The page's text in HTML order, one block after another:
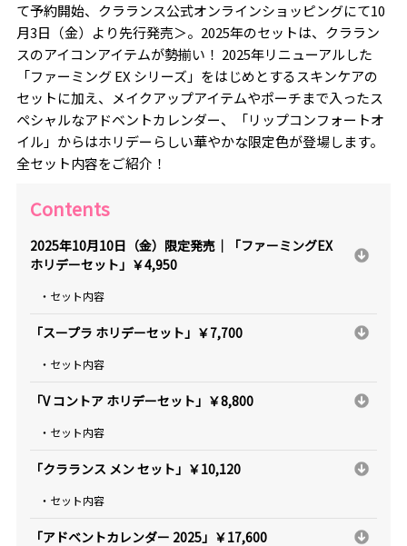
て予約開始、クラランス公式オンラインショッピングにて10
月3日（金）より先行発売＞。2025年のセットは、クララン
スのアイコンアイテムが勢揃い！ 2025年リニューアルした
「ファーミング EX シリーズ」をはじめとするスキンケアの
セットに加え、メイクアップアイテムやポーチまで入ったス
ペシャルなアドベントカレンダー、「リップコンフォートオ
イル」からはホリデーらしい華やかな限定色が登場します。
全セット内容をご紹介！
Contents
2025年10月10日（金）限定発売｜「ファーミングEX
ホリデーセット」￥4,950
・セット内容
「スープラ ホリデーセット」￥7,700
・セット内容
「V コントア ホリデーセット」￥8,800
・セット内容
「クラランス メン セット」￥10,120
・セット内容
「アドベントカレンダー 2025」￥17,600